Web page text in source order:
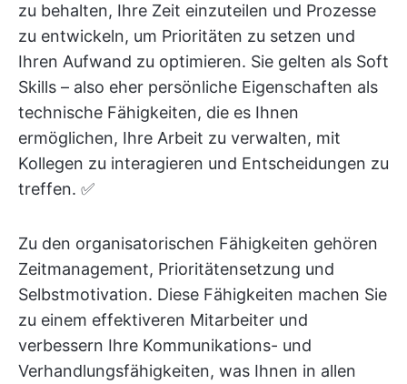
zu behalten, Ihre Zeit einzuteilen und Prozesse
zu entwickeln, um Prioritäten zu setzen und
Ihren Aufwand zu optimieren. Sie gelten als Soft
Skills – also eher persönliche Eigenschaften als
technische Fähigkeiten, die es Ihnen
ermöglichen, Ihre Arbeit zu verwalten, mit
Kollegen zu interagieren und Entscheidungen zu
treffen. ✅
Zu den organisatorischen Fähigkeiten gehören
Zeitmanagement, Prioritätensetzung und
Selbstmotivation. Diese Fähigkeiten machen Sie
zu einem effektiveren Mitarbeiter und
verbessern Ihre Kommunikations- und
Verhandlungsfähigkeiten, was Ihnen in allen